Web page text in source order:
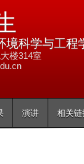
到
主
要
境科学与工程
楼314室
演讲 相关链